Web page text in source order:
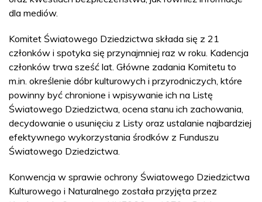
dla mediów.
Komitet Światowego Dziedzictwa składa się z 21
członków i spotyka się przynajmniej raz w roku. Kadencja
członków trwa sześć lat. Główne zadania Komitetu to
m.in. określenie dóbr kulturowych i przyrodniczych, które
powinny być chronione i wpisywanie ich na Listę
Światowego Dziedzictwa, ocena stanu ich zachowania,
decydowanie o usunięciu z Listy oraz ustalanie najbardziej
efektywnego wykorzystania środków z Funduszu
Światowego Dziedzictwa.
Konwencja w sprawie ochrony Światowego Dziedzictwa
Kulturowego i Naturalnego została przyjęta przez